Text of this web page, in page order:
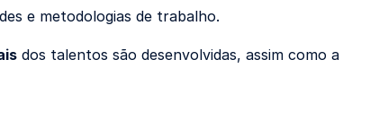
e metodologias de trabalho.
dos talentos são desenvolvidas, assim como a